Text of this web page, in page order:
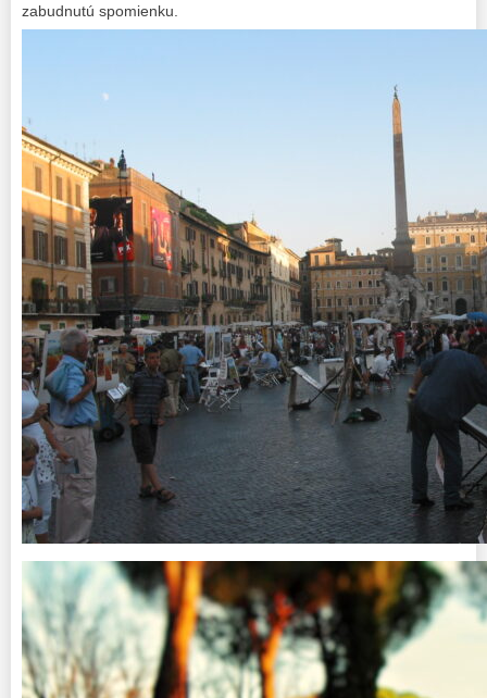
zabudnutú spomienku.